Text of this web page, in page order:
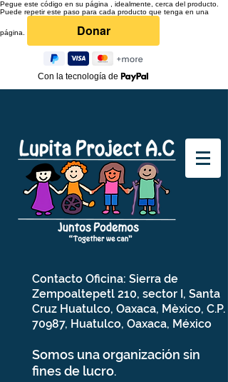
Pegue este código en su página , idealmente, cerca del producto.
Puede repetir este paso para cada producto que tenga en una
página.
Con la tecnología de
Contacto Oficina: Sierra de
Zempoaltepetl 210, sector I, Santa
Cruz Huatulco, Oaxaca, Mèxico, C.P.
70987, Huatulco, Oaxaca, México
Somos una organización sin
fines de lucro.